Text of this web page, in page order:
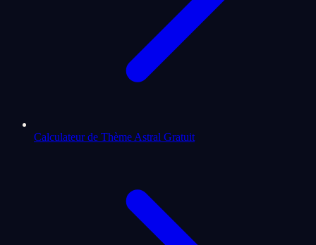
Calculateur de Thème Astral Gratuit